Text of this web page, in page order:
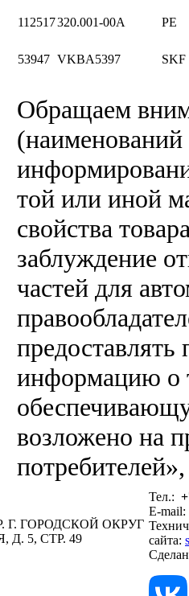
112517320.001-00A PE
53947 VKBA5397 SKF
Обращаем
(наименований
той или иной
свойства
заблуждение
частей для
информацию о
возложено на
Г. ГОРОДСКОЙ ОКРУГ
5, СТР. 49
Тел.:
E-mail:
сайта: